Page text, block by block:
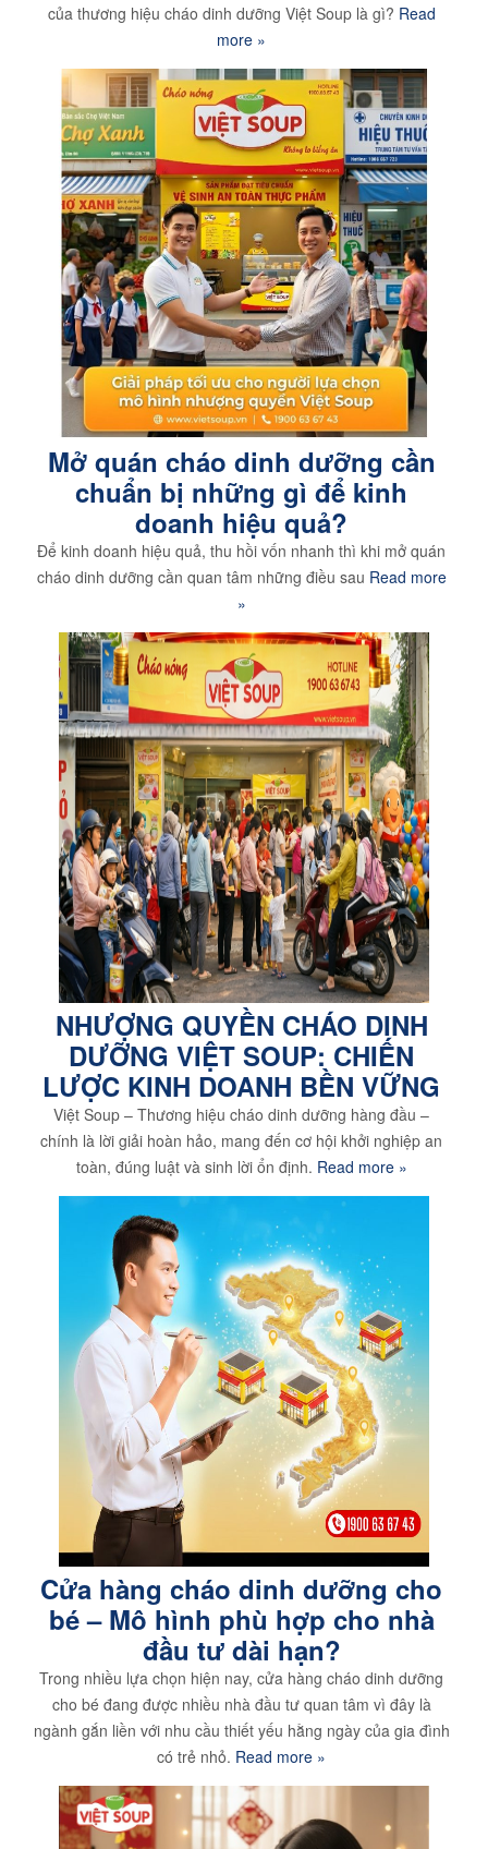
của thương hiệu cháo dinh dưỡng Việt Soup là gì? Read
more »
Mở quán cháo dinh dưỡng cần
chuẩn bị những gì để kinh
doanh hiệu quả?
Để kinh doanh hiệu quả, thu hồi vốn nhanh thì khi mở quán
cháo dinh dưỡng cần quan tâm những điều sau Read more
»
NHƯỢNG QUYỀN CHÁO DINH
DƯỠNG VIỆT SOUP: CHIẾN
LƯỢC KINH DOANH BỀN VỮNG
Việt Soup – Thương hiệu cháo dinh dưỡng hàng đầu –
chính là lời giải hoàn hảo, mang đến cơ hội khởi nghiệp an
toàn, đúng luật và sinh lời ổn định. Read more »
Cửa hàng cháo dinh dưỡng cho
bé – Mô hình phù hợp cho nhà
đầu tư dài hạn?
Trong nhiều lựa chọn hiện nay, cửa hàng cháo dinh dưỡng
cho bé đang được nhiều nhà đầu tư quan tâm vì đây là
ngành gắn liền với nhu cầu thiết yếu hằng ngày của gia đình
có trẻ nhỏ. Read more »